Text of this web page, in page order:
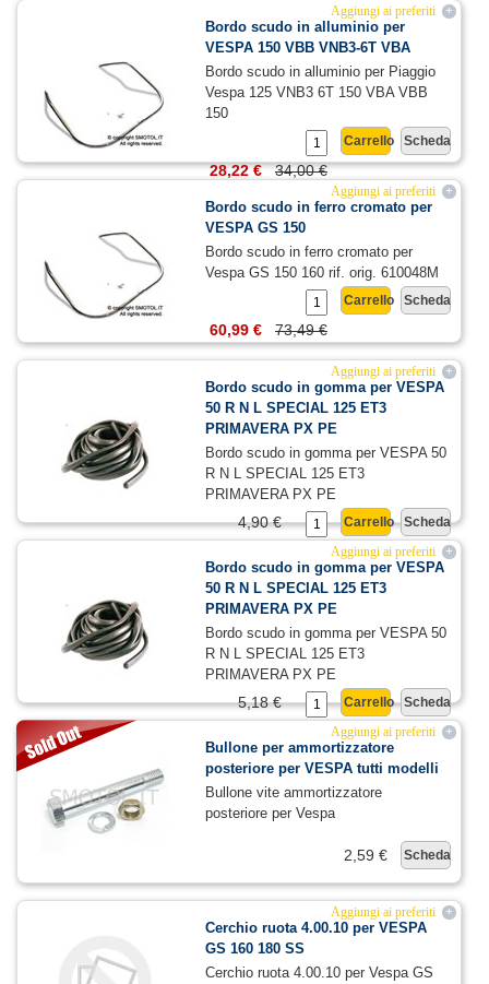
+
Aggiungi ai preferiti
Bordo scudo in alluminio per
VESPA 150 VBB VNB3-6T VBA
Bordo scudo in alluminio per Piaggio
Vespa 125 VNB3 6T 150 VBA VBB
150
Scheda
Carrello
34,00 €
28,22 €
+
Aggiungi ai preferiti
Bordo scudo in ferro cromato per
VESPA GS 150
Bordo scudo in ferro cromato per
Vespa GS 150 160 rif. orig. 610048M
Scheda
Carrello
73,49 €
60,99 €
+
Aggiungi ai preferiti
Bordo scudo in gomma per VESPA
50 R N L SPECIAL 125 ET3
PRIMAVERA PX PE
Bordo scudo in gomma per VESPA 50
R N L SPECIAL 125 ET3
PRIMAVERA PX PE
Scheda
Carrello
4,90 €
+
Aggiungi ai preferiti
Bordo scudo in gomma per VESPA
50 R N L SPECIAL 125 ET3
PRIMAVERA PX PE
Bordo scudo in gomma per VESPA 50
R N L SPECIAL 125 ET3
PRIMAVERA PX PE
Scheda
Carrello
5,18 €
+
Aggiungi ai preferiti
Bullone per ammortizzatore
posteriore per VESPA tutti modelli
Bullone vite ammortizzatore
posteriore per Vespa
Scheda
2,59 €
+
Aggiungi ai preferiti
Cerchio ruota 4.00.10 per VESPA
GS 160 180 SS
Cerchio ruota 4.00.10 per Vespa GS